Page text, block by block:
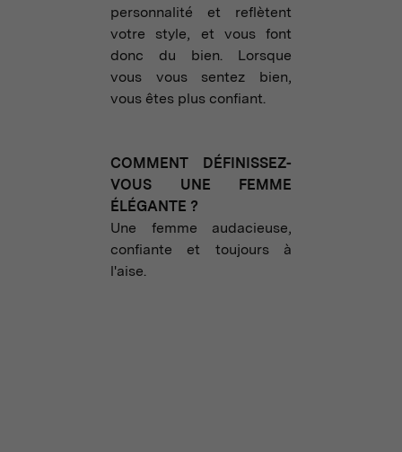
personnalité et reflètent
votre style, et vous font
donc du bien. Lorsque
vous vous sentez bien,
vous êtes plus confiant.
COMMENT DÉFINISSEZ-
VOUS UNE FEMME
ÉLÉGANTE ?
Une femme audacieuse,
confiante et toujours à
l'aise.